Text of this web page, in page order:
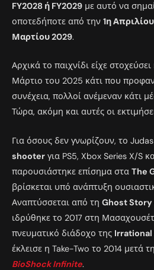
FY2028 ή FY2029 με αυτό να
οποτεδήποτε από την 1η
Μαρτίου 2029.
Αρχικά το παιχνίδι είχε
Μάρτιο του 2025 κάτι που
συνέχεια, πολλοί ανέμεναν κάτι
Τώρα, ακόμη και αυτές οι
Για όσους δεν γνωρίζουν, το Judas
shooter για PS5, Xbox Series X/S
παρουσιάστηκε επίσημα στα The
βρίσκεται υπό ανάπτυξη
Αναπτύσσεται από τη Ghost Story
ιδρύθηκε το 2017 στη
πνευματικό διάδοχο της Irrational
έκλεισε η Take-Two το 2014 μετά
BioShock Infinite.